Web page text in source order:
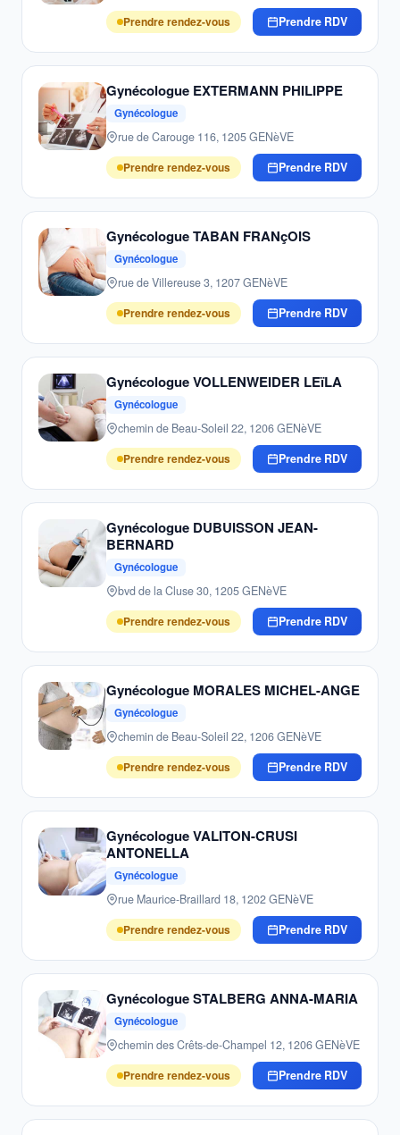
Prendre rendez-vous
Prendre RDV
Gynécologue EXTERMANN PHILIPPE
Gynécologue
rue de Carouge 116, 1205 GENèVE
Prendre rendez-vous
Prendre RDV
Gynécologue TABAN FRANçOIS
Gynécologue
rue de Villereuse 3, 1207 GENèVE
Prendre rendez-vous
Prendre RDV
Gynécologue VOLLENWEIDER LEïLA
Gynécologue
chemin de Beau-Soleil 22, 1206 GENèVE
Prendre rendez-vous
Prendre RDV
Gynécologue DUBUISSON JEAN-
BERNARD
Gynécologue
bvd de la Cluse 30, 1205 GENèVE
Prendre rendez-vous
Prendre RDV
Gynécologue MORALES MICHEL-ANGE
Gynécologue
chemin de Beau-Soleil 22, 1206 GENèVE
Prendre rendez-vous
Prendre RDV
Gynécologue VALITON-CRUSI
ANTONELLA
Gynécologue
rue Maurice-Braillard 18, 1202 GENèVE
Prendre rendez-vous
Prendre RDV
Gynécologue STALBERG ANNA-MARIA
Gynécologue
chemin des Crêts-de-Champel 12, 1206 GENèVE
Prendre rendez-vous
Prendre RDV